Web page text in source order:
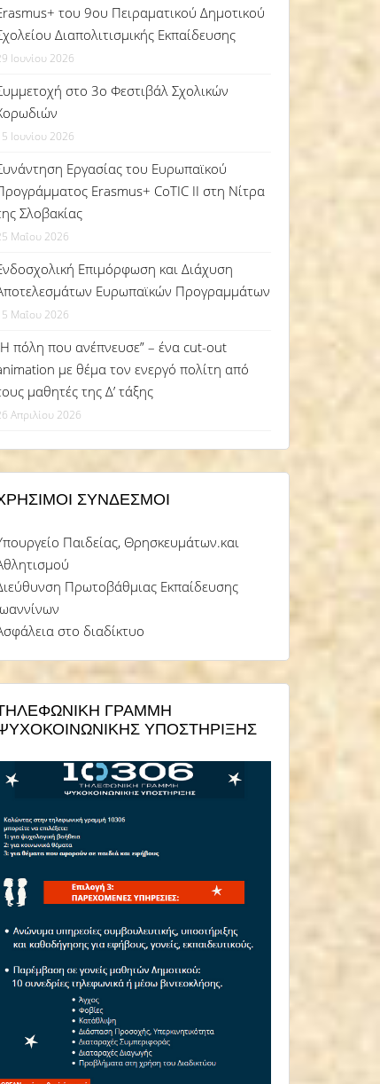
του 9ου Πειραματικού Δημοτικού
Διαπολιτισμικής Εκπαίδευσης
Ιουνίου 2026
στο 3ο Φεστιβάλ Σχολικών
Ιουνίου 2026
Εργασίας του Ευρωπαϊκού
Erasmus+ CoTIC II στη Νίτρα
Σλοβακίας
Μαΐου 2026
Επιμόρφωση και Διάχυση
Ευρωπαϊκών Προγραμμάτων
Μαΐου 2026
πόλη που ανέπνευσε” – ένα cut-out
με θέμα τον ενεργό πολίτη από
μαθητές της Δ’ τάξης
Απριλίου 2026
ΣΎΝΔΕΣΜΟΙ
Παιδείας, Θρησκευμάτων.και
Πρωτοβάθμιας Εκπαίδευσης
στο διαδίκτυο
ΓΡΑΜΜΗ
ΥΠΟΣΤΗΡΙΞΗΣ